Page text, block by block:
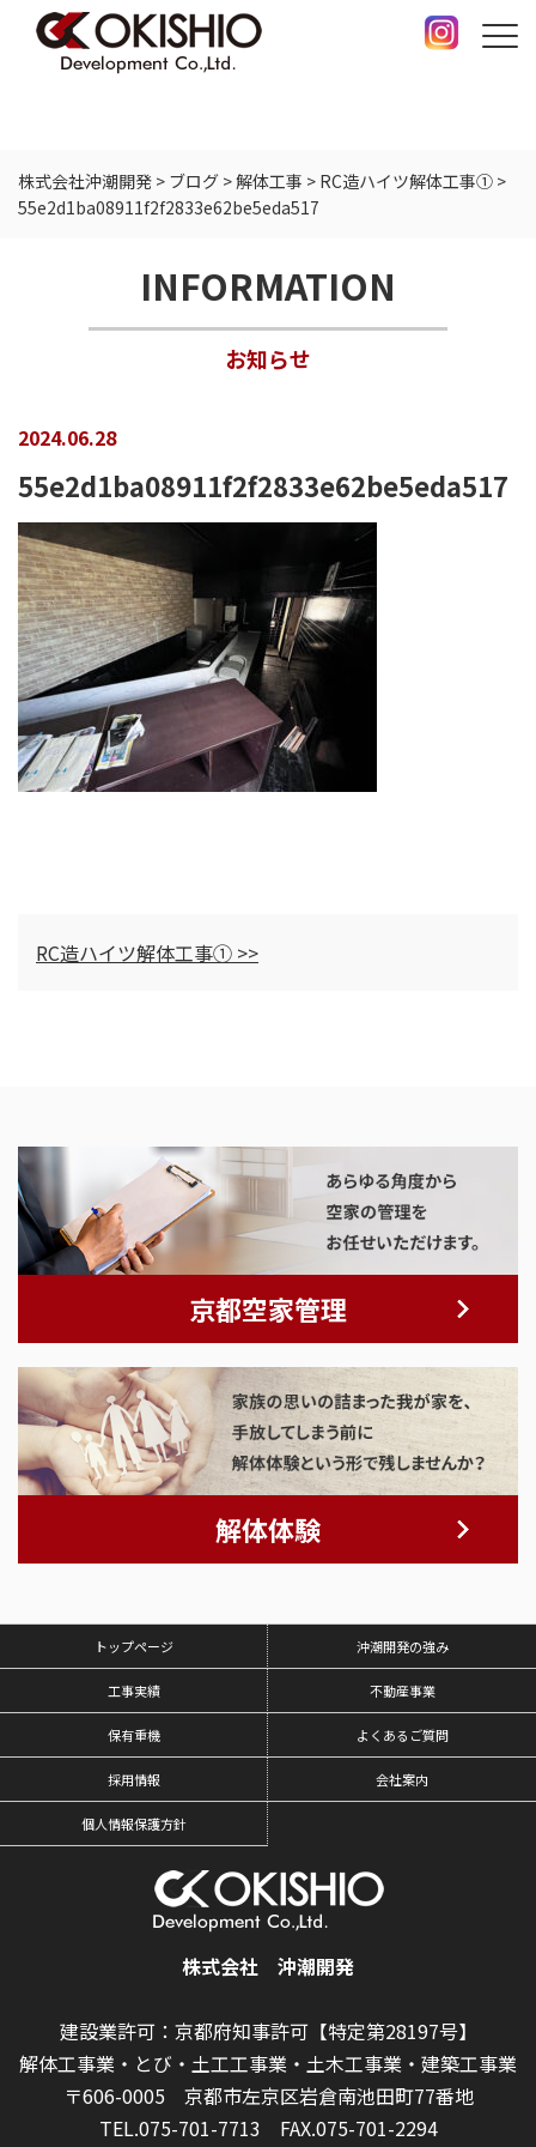
株式会社沖潮開発 > ブログ >解体工事 > RC造ハイツ解体工事① >
55e2d1ba08911f2f2833e62be5eda517
INFORMATION
お知らせ
2024.06.28
55e2d1ba08911f2f2833e62be5eda517
RC造ハイツ解体工事① >>
京都空家管理
解体体験
トップページ 沖潮開発の強み
工事実績 不動産事業
保有重機 よくあるご質問
採用情報 会社案内
個人情報保護方針
株式会社 沖潮開発
建設業許可：京都府知事許可【特定第28197号】
解体工事業・とび・土工工事業・土木工事業・建築工事業
〒606-0005 京都市左京区岩倉南池田町77番地
TEL.075-701-7713 FAX.075-701-2294